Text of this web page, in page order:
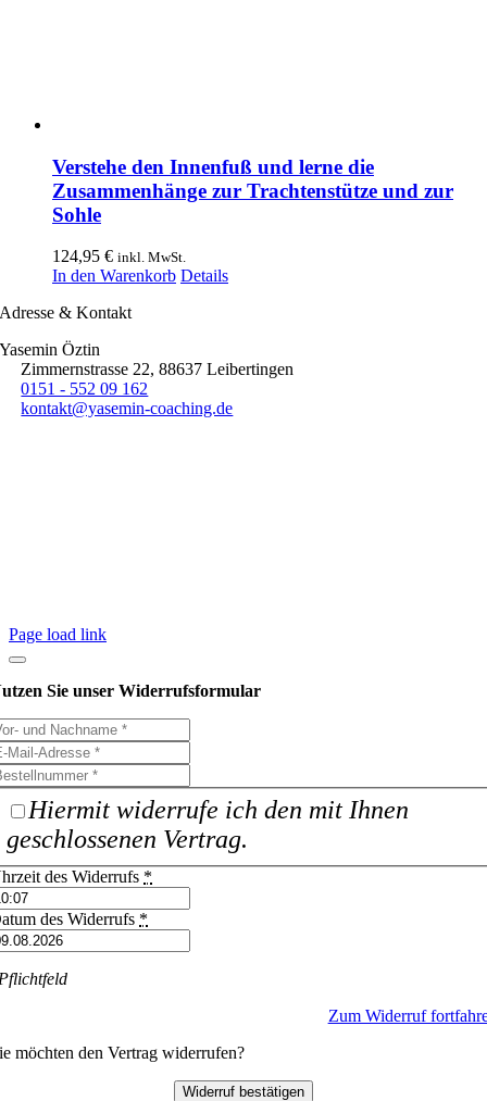
Verstehe den Innenfuß und lerne die
Zusammenhänge zur Trachtenstütze und zur
Sohle
124,95 € inkl. MwSt.
In den Warenkorb Details
Adresse & Kontakt
Yasemin Öztin
Zimmernstrasse 22,88637 Leibertingen
0151 - 552 09 162
kontakt@yasemin-coaching.de
Page load link
Sie unser Widerrufsformular
Hiermit widerrufe ich den mit Ihnen
geschlossenen Vertrag.
des Widerrufs *
des Widerrufs *
Zum Widerruf
möchten den Vertrag widerrufen?
Widerruf bestätigen